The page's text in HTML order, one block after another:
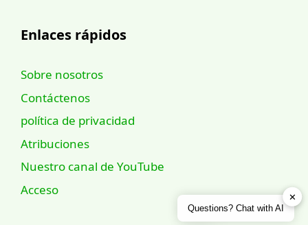
Enlaces rápidos
Sobre nosotros
Contáctenos
política de privacidad
Atribuciones
Nuestro canal de YouTube
Acceso
✕
Questions? Chat with AI